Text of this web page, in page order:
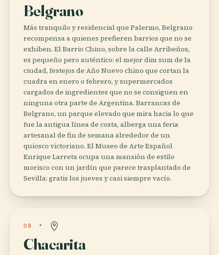
Belgrano
Más tranquilo y residencial que Palermo, Belgrano
recompensa a quienes prefieren barrios que no se
exhiben. El Barrio Chino, sobre la calle Arribeños,
es pequeño pero auténtico: el mejor dim sum de la
ciudad, festejos de Año Nuevo chino que cortan la
cuadra en enero o febrero, y supermercados
cargados de ingredientes que no se consiguen en
ninguna otra parte de Argentina. Barrancas de
Belgrano, un parque elevado que mira hacia lo que
fue la antigua línea de costa, alberga una feria
artesanal de fin de semana alrededor de un
quiosco victoriano. El Museo de Arte Español
Enrique Larreta ocupa una mansión de estilo
morisco con un jardín que parece trasplantado de
Sevilla: gratis los jueves y casi siempre vacío.
08
Chacarita